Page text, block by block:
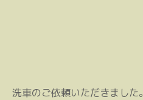
洗車のご依頼いただきました。